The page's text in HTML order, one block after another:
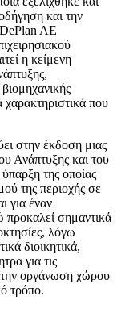
και την
AE
η κείμενη
χαρακτηριστικά που
στην έκδοση μιας
Ανάπτυξης και του
της οποίας
της περιοχής σε
για έναν
σημαντικά
λόγω
διοικητικά,
για τις
την οργάνωση χώρου
τρόπο.